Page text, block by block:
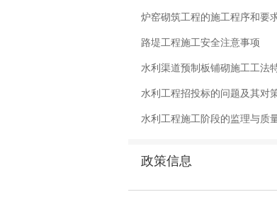
炉窑砌筑工程的施工程序和要
路堤工程施工安全注意事项
水利渠道预制板铺砌施工工法
水利工程招投标的问题及其对
水利工程施工阶段的监理与质
政策信息